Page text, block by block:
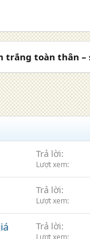
trắng toàn thân –
Trả lời
Lượt xem
Trả lời
Lượt xem
Trả lời
Lượt xem